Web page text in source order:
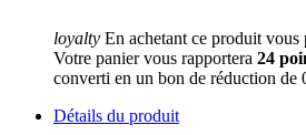
loyalty En achetant ce produit
Votre panier vous rapportera 24
converti en un bon de réduction de
Détails du produit